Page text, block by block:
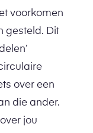
voorkomen
gesteld. Dit
over een
die ander.
jou